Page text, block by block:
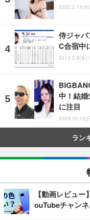
2022.2.15(火
侍ジャ
C合宿中
2013.3.8(金)
中！結
に注目
2025.10.12(
ラン
【動画レビュ
ouTubeチャン